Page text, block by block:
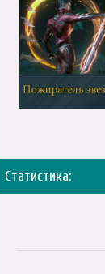
Статистика: